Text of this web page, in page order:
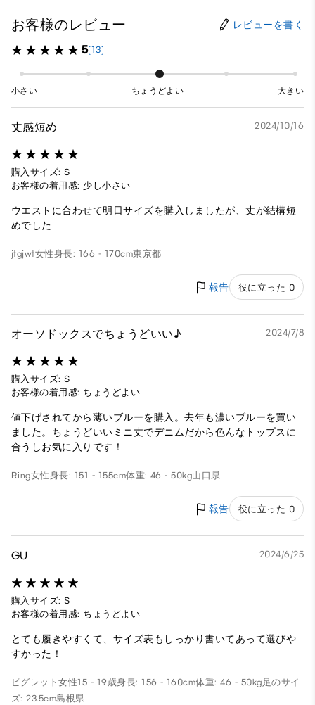
お客様のレビュー レビューを書く
5(13)
小さい ちょうどよい 大きい
丈感短め 2024/10/16
購入サイズ: S
お客様の着用感: 少し小さい
ウエストに合わせて明日サイズを購入しましたが、丈が結構短
めでした
jtgjwt女性身長: 166 - 170cm東京都
報告 役に立った 0
オーソドックスでちょうどいい♪ 2024/7/8
購入サイズ: S
お客様の着用感: ちょうどよい
値下げされてから薄いブルーを購入。去年も濃いブルーを買い
ました。ちょうどいいミニ丈でデニムだから色んなトップスに
合うしお気に入りです！
Ring女性身長: 151 - 155cm体重: 46 - 50kg山口県
報告 役に立った 0
GU 2024/6/25
購入サイズ: S
お客様の着用感: ちょうどよい
とても履きやすくて、サイズ表もしっかり書いてあって選びや
すかった！
ピグレット女性15 - 19歳身長: 156 - 160cm体重: 46 - 50kg足のサイ
ズ: 23.5cm島根県